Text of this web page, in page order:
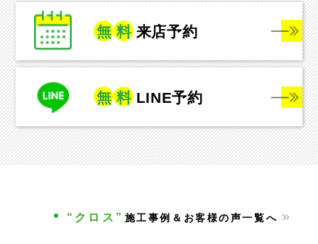
無 料 来店予約
無 料 LINE予約
“クロス” 施工事例＆お客様の声一覧へ